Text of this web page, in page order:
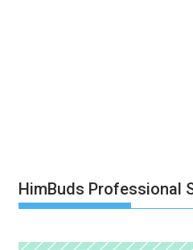
HimBuds Professional